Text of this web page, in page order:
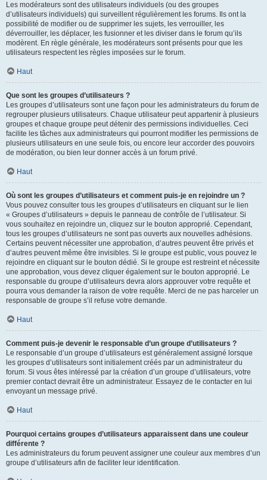
Les modérateurs sont des utilisateurs individuels (ou des groupes
d’utilisateurs individuels) qui surveillent régulièrement les forums. Ils ont la
possibilité de modifier ou de supprimer les sujets, les verrouiller, les
déverrouiller, les déplacer, les fusionner et les diviser dans le forum qu’ils
modèrent. En règle générale, les modérateurs sont présents pour que les
utilisateurs respectent les règles imposées sur le forum.
Haut
Que sont les groupes d’utilisateurs ?
Les groupes d’utilisateurs sont une façon pour les administrateurs du forum de
regrouper plusieurs utilisateurs. Chaque utilisateur peut appartenir à plusieurs
groupes et chaque groupe peut détenir des permissions individuelles. Ceci
facilite les tâches aux administrateurs qui pourront modifier les permissions de
plusieurs utilisateurs en une seule fois, ou encore leur accorder des pouvoirs
de modération, ou bien leur donner accès à un forum privé.
Haut
Où sont les groupes d’utilisateurs et comment puis-je en rejoindre un ?
Vous pouvez consulter tous les groupes d’utilisateurs en cliquant sur le lien
« Groupes d’utilisateurs » depuis le panneau de contrôle de l’utilisateur. Si
vous souhaitez en rejoindre un, cliquez sur le bouton approprié. Cependant,
tous les groupes d’utilisateurs ne sont pas ouverts aux nouvelles adhésions.
Certains peuvent nécessiter une approbation, d’autres peuvent être privés et
d’autres peuvent même être invisibles. Si le groupe est public, vous pouvez le
rejoindre en cliquant sur le bouton dédié. Si le groupe est restreint et nécessite
une approbation, vous devez cliquer également sur le bouton approprié. Le
responsable du groupe d’utilisateurs devra alors approuver votre requête et
pourra vous demander la raison de votre requête. Merci de ne pas harceler un
responsable de groupe s’il refuse votre demande.
Haut
Comment puis-je devenir le responsable d’un groupe d’utilisateurs ?
Le responsable d’un groupe d’utilisateurs est généralement assigné lorsque
les groupes d’utilisateurs sont initialement créés par un administrateur du
forum. Si vous êtes intéressé par la création d’un groupe d’utilisateurs, votre
premier contact devrait être un administrateur. Essayez de le contacter en lui
envoyant un message privé.
Haut
Pourquoi certains groupes d’utilisateurs apparaissent dans une couleur
différente ?
Les administrateurs du forum peuvent assigner une couleur aux membres d’un
groupe d’utilisateurs afin de faciliter leur identification.